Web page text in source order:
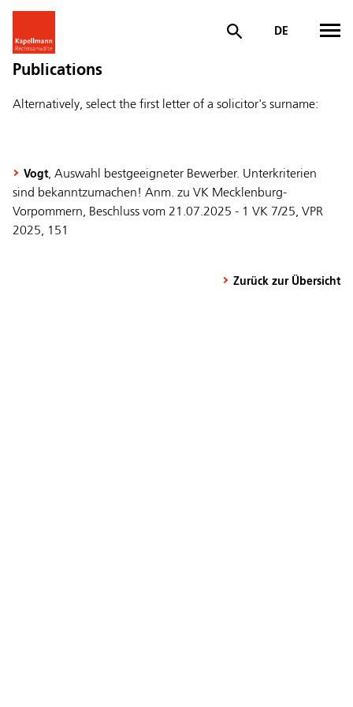
DE
Publications
Alternatively, select the first letter of a solicitor's surname:
Vogt, Auswahl bestgeeigneter Bewerber. Unterkriterien
sind bekanntzumachen! Anm. zu VK Mecklenburg-
Vorpommern, Beschluss vom 21.07.2025 - 1 VK 7/25, VPR
2025, 151
Zurück zur Übersicht